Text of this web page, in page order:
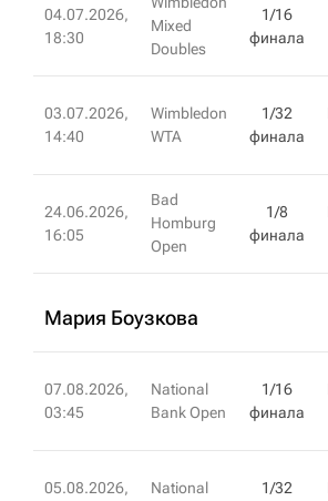
04.07.2026,
18:30
Mixed
Doubles
1/16
финала
03.07.2026,
14:40
Wimbledon
WTA
1/32
финала
24.06.2026,
16:05
Bad
Homburg
Open
1/8
финала
Мария Боузкова
07.08.2026,
03:45
National
Bank Open
1/16
финала
05.08.2026,
National
1/32